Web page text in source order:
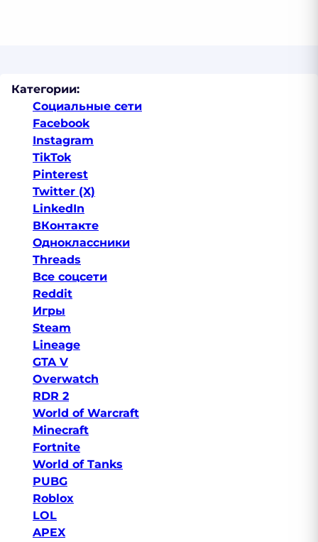
Категории:
Социальные сети
Facebook
Instagram
TikTok
Pinterest
Twitter (X)
LinkedIn
ВКонтакте
Одноклассники
Threads
Все соцсети
Reddit
Игры
Steam
Lineage
GTA V
Overwatch
RDR 2
World of Warcraft
Minecraft
Fortnite
World of Tanks
PUBG
Roblox
LOL
APEX